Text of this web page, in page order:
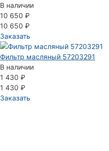
В наличии
10 650 ₽
10 650 ₽
Заказать
Фильтр масляный 57203291
В наличии
1 430 ₽
1 430 ₽
Заказать